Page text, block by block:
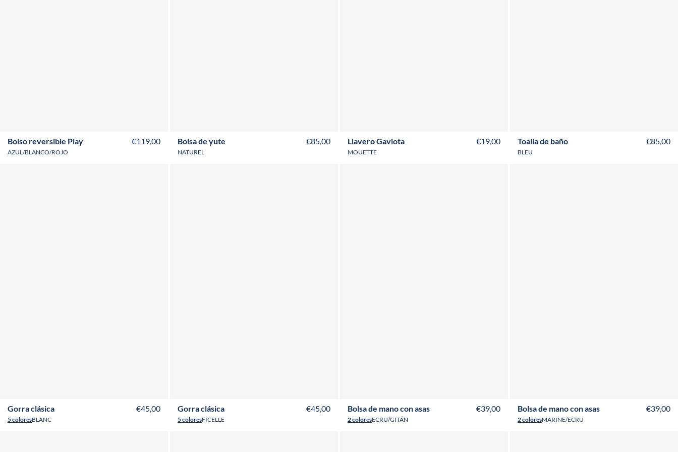
Bolso reversible Play
AZUL/BLANCO/ROJO
€119,00 Bolsa de yute
NATUREL
€85,00 Llavero Gaviota
MOUETTE
€19,00 Toalla de baño
BLEU
€85,00
Gorra clásica
5 coloresBLANC
€45,00 Gorra clásica
5 coloresFICELLE
€45,00 Bolsa de mano con asas
2 coloresECRU/GITÁN
€39,00 Bolsa de mano con asas
2 coloresMARINE/ECRU
€39,00